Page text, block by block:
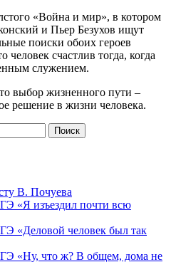
«Война и мир», в котором
и Пьер Безухов ищут
поиски обоих героев
счастлив тогда, когда
служением.
выбор жизненного пути –
решение в жизни человека.
Поиск
В. Почуева
«Я изъездил почти всю
«Деловой человек был так
«Ну, что ж? В общем, дома не